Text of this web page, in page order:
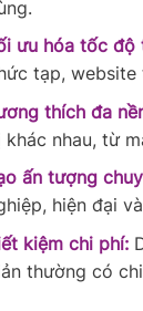
ưu hóa tốc độ
tạp, website
thích đa
khác nhau, từ
ấn tượng
hiện đại
kiệm chi phí:
thường có